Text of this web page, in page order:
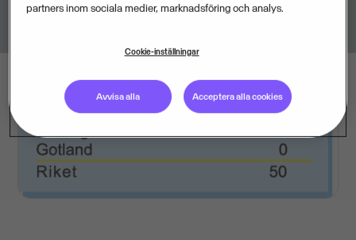
partners inom sociala medier, marknadsföring och analys.
Cookie-inställningar
Avvisa alla Acceptera alla cookies